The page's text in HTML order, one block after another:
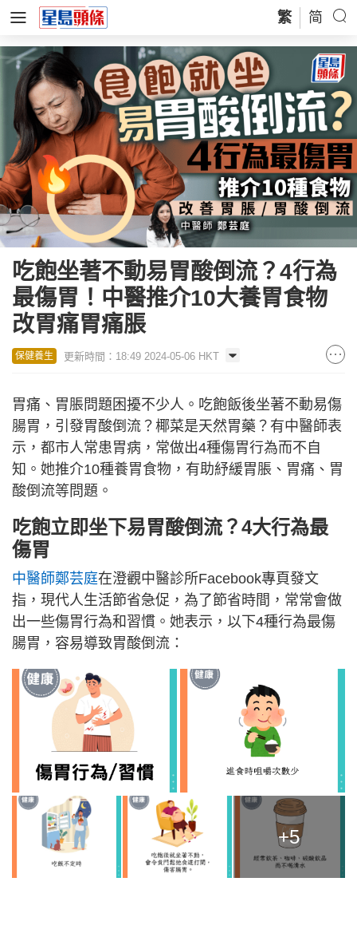
繁 简
吃飽坐著不動易胃酸倒流？4行為
最傷胃！中醫推介10大養胃食物
改胃痛胃痛脹
保健養生 更新時間：18:49 2024-05-06 HKT
胃痛、胃脹問題困擾不少人。吃飽飯後坐著不動易傷
腸胃，引發胃酸倒流？椰菜是天然胃藥？有中醫師表
示，都市人常患胃病，常做出4種傷胃行為而不自
知。她推介10種養胃食物，有助紓緩胃脹、胃痛、胃
酸倒流等問題。
吃飽立即坐下易胃酸倒流？4大行為最
傷胃
中醫師鄭芸庭在澄觀中醫診所Facebook專頁發文
指，現代人生活節省急促，為了節省時間，常常會做
出一些傷胃行為和習慣。她表示，以下4種行為最傷
腸胃，容易導致胃酸倒流：
+5